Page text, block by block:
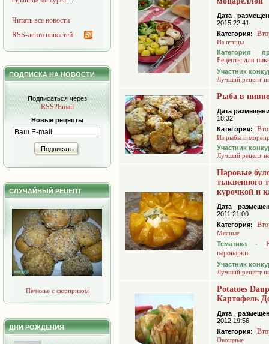
Читать все новости
RSS-лента новостей
ПОДПИСКА НА НОВОСТИ
Подписаться через
RSS2Email
Новые рецепты
Подписать
СЛУЧАЙНЫЙ РЕЦЕПТ
Печенье с сюрпризом
ДНИ РОЖДЕНИЯ
Дата
2015 22:41
Категория:
Из птицы
Категория
Рецепты для
Участник
Лучший рецепт
Рыба в
Дата
18:32
Категория:
Из рыбы и
Участник
Лучший рецепт
Паровые
тыквенного
курочкой и
Дата
2011 21:00
Категория:
Мясные
Тематика -
пароварки
Участник
Лучший рецепт
Potatoes
Картофель
Дата
2012 19:56
Категория:
Овощные